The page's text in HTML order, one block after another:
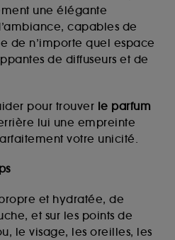
une élégante
capables de
de n’importe quel espace
de diffuseurs et de
pour trouver le parfum
lui une empreinte
votre unicité.
et hydratée, de
et sur les points de
le visage, les oreilles, les
publicités, y compris sur des
sociaux, sur la base
consultées, de votre
de vos interactions.
des paiements en ligne :
paiement et les
:il s’agit de cookies
et/ou la fourniture de
du site, tel que les